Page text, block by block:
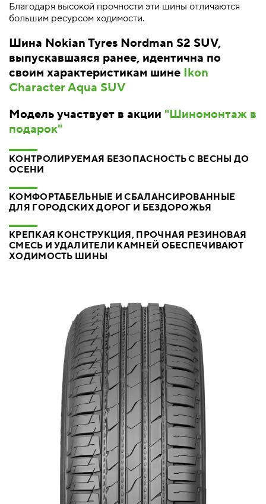
Благодаря высокой прочности эти шины отличаются
большим ресурсом ходимости.
Шина Nokian Tyres Nordman S2 SUV,
выпускавшаяся ранее, идентична по
своим характеристикам шине Ikon
Character Aqua SUV
Модель участвует в акции "Шиномонтаж в
подарок"
КОНТРОЛИРУЕМАЯ БЕЗОПАСНОСТЬ С ВЕСНЫ ДО
ОСЕНИ
КОМФОРТАБЕЛЬНЫЕ И СБАЛАНСИРОВАННЫЕ
ДЛЯ ГОРОДСКИХ ДОРОГ И БЕЗДОРОЖЬЯ
КРЕПКАЯ КОНСТРУКЦИЯ, ПРОЧНАЯ РЕЗИНОВАЯ
СМЕСЬ И УДАЛИТЕЛИ КАМНЕЙ ОБЕСПЕЧИВАЮТ
ХОДИМОСТЬ ШИНЫ